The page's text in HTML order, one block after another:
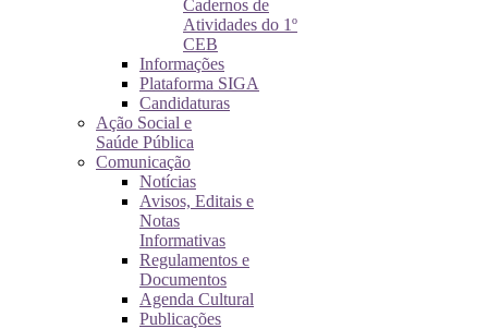
Cadernos de
Atividades do 1º
CEB
Informações
Plataforma SIGA
Candidaturas
Ação Social e
Saúde Pública
Comunicação
Notícias
Avisos, Editais e
Notas
Informativas
Regulamentos e
Documentos
Agenda Cultural
Publicações